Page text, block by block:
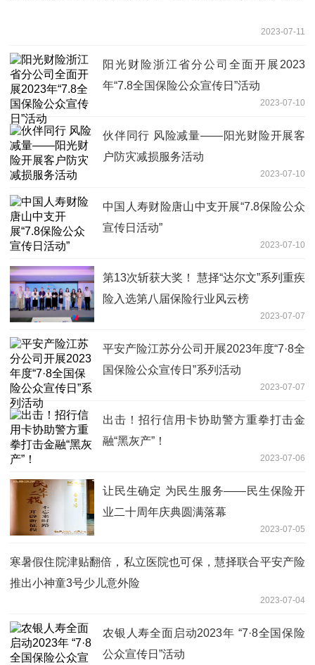
2023-07-11
阳光财险浙江省分公司全面开展2023
年“7.8全国保险公众宣传日”活动
2023-07-10
伙伴同行 风险减量——阳光财险开展客
户防灾减损服务活动
2023-07-10
中国人寿财险唐山中支开展“7.8保险公众
宣传日活动”
2023-07-10
第13次斩获大奖！ 慧择“达尔文”系列重疾
险入选第八届保险行业风云榜
2023-07-07
平安产险江苏分公司开展2023年度“7·8全
国保险公众宣传日”系列活动
2023-07-07
出击！招行信用卡协助警方重拳打击金
融“黑灰产”！
2023-07-06
让民生确定 为民生服务——民生保险开
业二十周年庆典圆满落幕
2023-07-05
寒暑假住院津贴翻倍，私立医院也可保，慧择联合平安产险
推出小神童3号少儿意外险
2023-07-04
农银人寿全面启动2023年 “7·8全国保险
公众宣传日”活动